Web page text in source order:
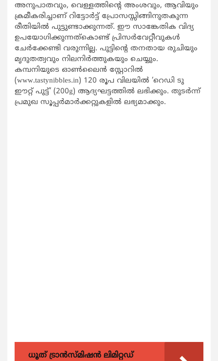
അനുപാതവും, വെള്ളത്തിന്റെ അംശവും, ആവിയും
ക്രമീകരിച്ചാണ് റിട്ടോർട്ട്‌ പ്രോസസ്സിങ്ങിനുതകുന്ന
രീതിയിൽ പുട്ടുണ്ടാക്കുന്നത്. ഈ സാങ്കേതിക വിദ്യ
ഉപയോഗിക്കുന്നത്കൊണ്ട് പ്രിസർവേറ്റീവുകൾ
ചേർക്കേണ്ടി വരുന്നില്ല. പുട്ടിന്റെ തനതായ രുചിയും
മൃദുതത്വവും നിലനിർത്തുകയും ചെയ്യും.
കമ്പനിയുടെ ഓൺലൈൻ സ്റ്റോറിൽ
(www.tastynibbles.in) 120 രൂപ വിലയിൽ ‘റെഡി ടു
ഈറ്റ് പുട്ട്’ (200g) ആദ്യഘട്ടത്തിൽ ലഭിക്കും. തുടർന്ന്
പ്രമുഖ സൂപ്പർമാർക്കറ്റുകളിൽ ലഭ്യമാക്കും.
ധൂത് ട്രാൻസ്മിഷൻ ലിമിറ്റഡ്